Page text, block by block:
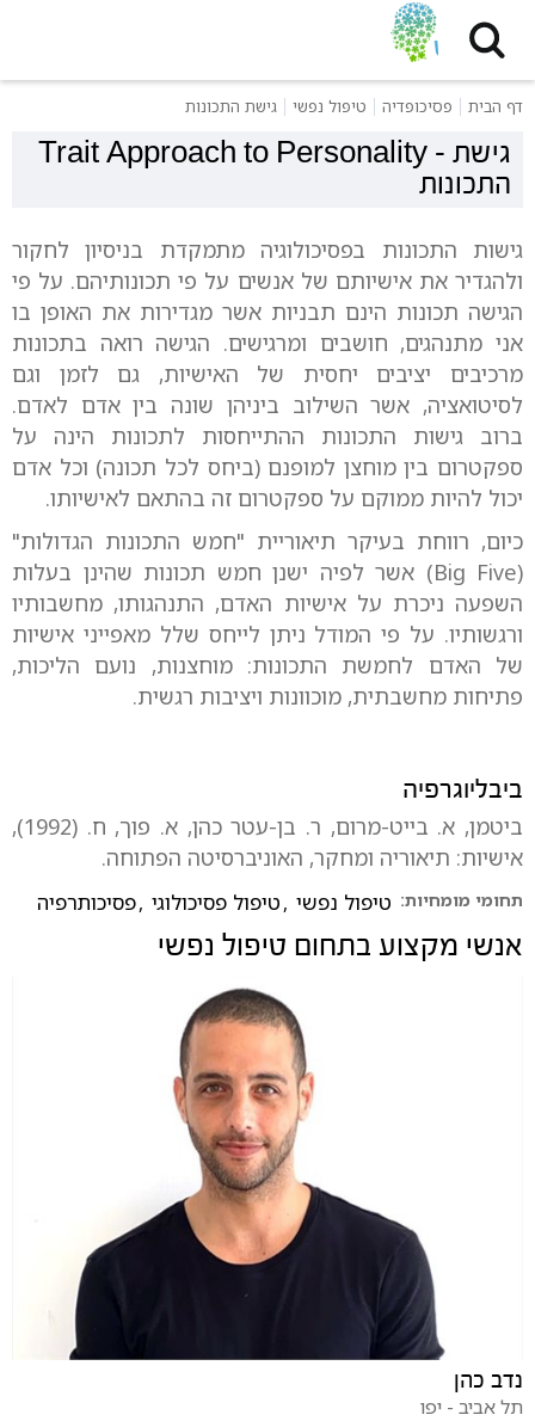
דף הבית פסיכופדיה טיפול נפשי גישת התכונות
Trait Approach to Personality - גישת
התכונות
גישות התכונות בפסיכולוגיה מתמקדת בניסיון לחקור
ולהגדיר את אישיותם של אנשים על פי תכונותיהם. על פי
הגישה תכונות הינם תבניות אשר מגדירות את האופן בו
אני מתנהגים, חושבים ומרגישים. הגישה רואה בתכונות
מרכיבים יציבים יחסית של האישיות, גם לזמן וגם
לסיטואציה, אשר השילוב ביניהן שונה בין אדם לאדם.
ברוב גישות התכונות ההתייחסות לתכונות הינה על
ספקטרום בין מוחצן למופנם (ביחס לכל תכונה) וכל אדם
יכול להיות ממוקם על ספקטרום זה בהתאם לאישיותו.
כיום, רווחת בעיקר תיאוריית "חמש התכונות הגדולות"
(Big Five) אשר לפיה ישנן חמש תכונות שהינן בעלות
השפעה ניכרת על אישיות האדם, התנהגותו, מחשבותיו
ורגשותיו. על פי המודל ניתן לייחס שלל מאפייני אישיות
של האדם לחמשת התכונות: מוחצנות, נועם הליכות,
פתיחות מחשבתית, מוכוונות ויציבות רגשית.
ביבליוגרפיה
ביטמן, א. בייט-מרום, ר. בן-עטר כהן, א. פוך, ח. (1992),
אישיות: תיאוריה ומחקר, האוניברסיטה הפתוחה.
תחומי מומחיות: טיפול נפשי ,טיפול פסיכולוגי ,פסיכותרפיה
אנשי מקצוע בתחום טיפול נפשי
נדב כהן
תל אביב - יפו